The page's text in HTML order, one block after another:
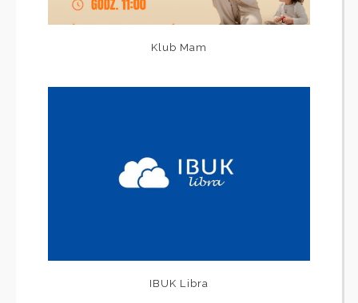
Klub Mam
IBUK Libra